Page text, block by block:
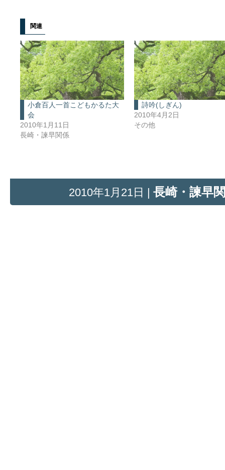
関連
小倉百人一首こどもかるた大
会
2010年1月11日
長崎・諫早関係
詩吟(しぎん)
2010年4月2日
その他
2010年1月21日 | 長崎・諫早